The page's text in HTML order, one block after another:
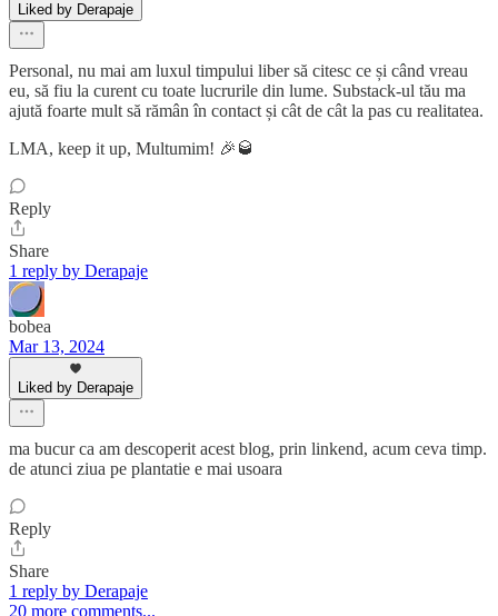
Liked by Derapaje
Personal, nu mai am luxul timpului liber să citesc ce și când vreau
eu, să fiu la curent cu toate lucrurile din lume. Substack-ul tău ma
ajută foarte mult să rămân în contact și cât de cât la pas cu realitatea.
LMA, keep it up, Multumim! 🎉🥃
Reply
Share
1 reply by Derapaje
bobea
Mar 13, 2024
Liked by Derapaje
ma bucur ca am descoperit acest blog, prin linkend, acum ceva timp.
de atunci ziua pe plantatie e mai usoara
Reply
Share
1 reply by Derapaje
20 more comments...